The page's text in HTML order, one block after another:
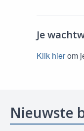
Je
Klik hierom
Nieuwste